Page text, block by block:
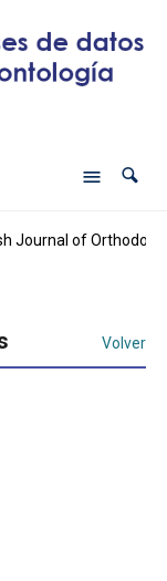
Journal of
Volver